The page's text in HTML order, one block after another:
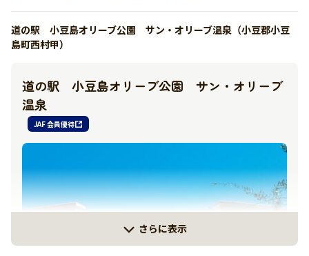
道の駅 小豆島オリーブ公園 サン・オリーブ温泉（小豆郡小豆
島町西村甲）
道の駅 小豆島オリーブ公園 サン・オリーブ
温泉
JAF 会員優待
さらに表示